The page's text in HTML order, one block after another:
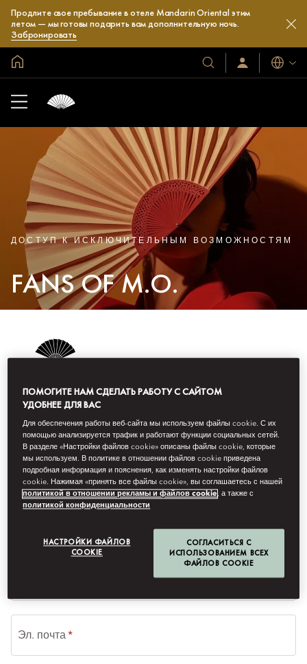
Продлите свое пребывание в отеле Mandarin Oriental этим
летом — мы готовы подарить вам дополнительную ночь.
Забронировать
Наши
отели
Войти/
Языки
ДОСТУП К ИСКЛЮЧИТЕЛЬНЫМ ВОЗМОЖНОСТЯМ
FANS OF M.O.
Постоянные
СТАНЬТЕ УЧАСТНИКОМ ПРОГРАММЫ
FANS OF M.O.
Обращение
Эл. почта
ПОМОГИТЕ НАМ СДЕЛАТЬ РАБОТУ С САЙТОМ
УДОБНЕЕ ДЛЯ ВАС
Для обеспечения работы веб-сайта мы используем файлы cookie. С их
помощью анализируется трафик и работают функции социальных сетей.
В разделе «Настройки файлов cookie» описаны файлы cookie, которые
мы используем. В политике в отношении файлов cookie приведена
подробная информация и пояснения, как изменять настройки файлов
cookie. Нажимая «принять все файлы cookie», вы соглашаетесь с нашей
политикой в отношении рекламы и файлов cookie, а также с
политикой конфиденциальности
НАСТРОЙКИ ФАЙЛОВ
COOKIE
СОГЛАСИТЬСЯ С
ИСПОЛЬЗОВАНИЕМ ВСЕХ
ФАЙЛОВ COOKIE